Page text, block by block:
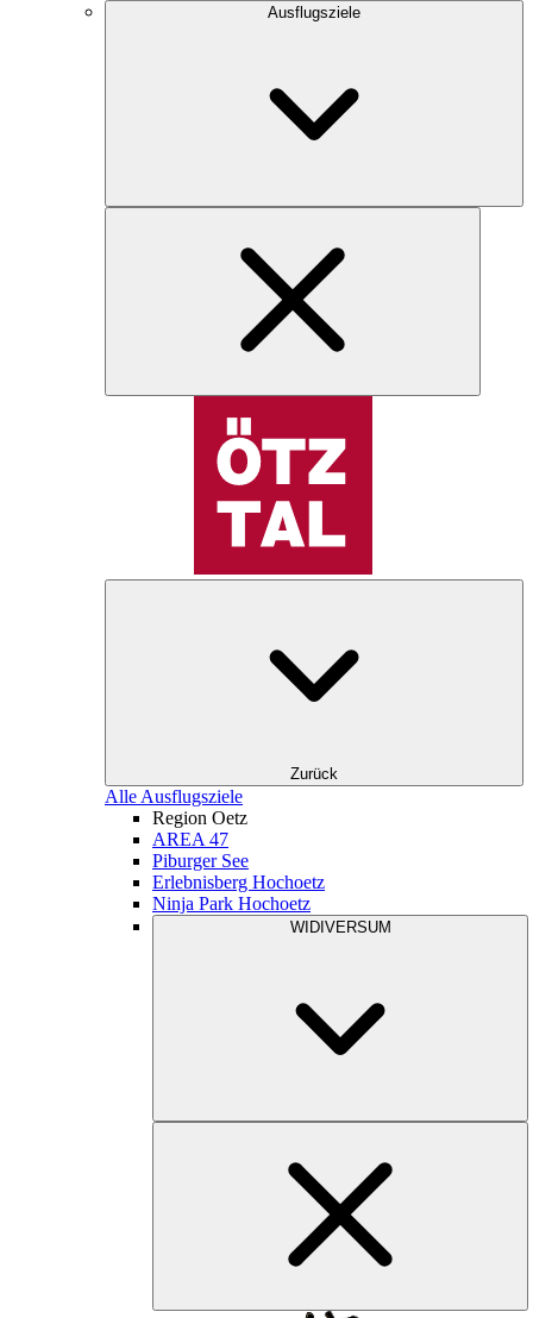
Ausflugsziele
Zurück
Alle Ausflugsziele
Region Oetz
AREA 47
Piburger See
Erlebnisberg Hochoetz
Ninja Park Hochoetz
WIDIVERSUM